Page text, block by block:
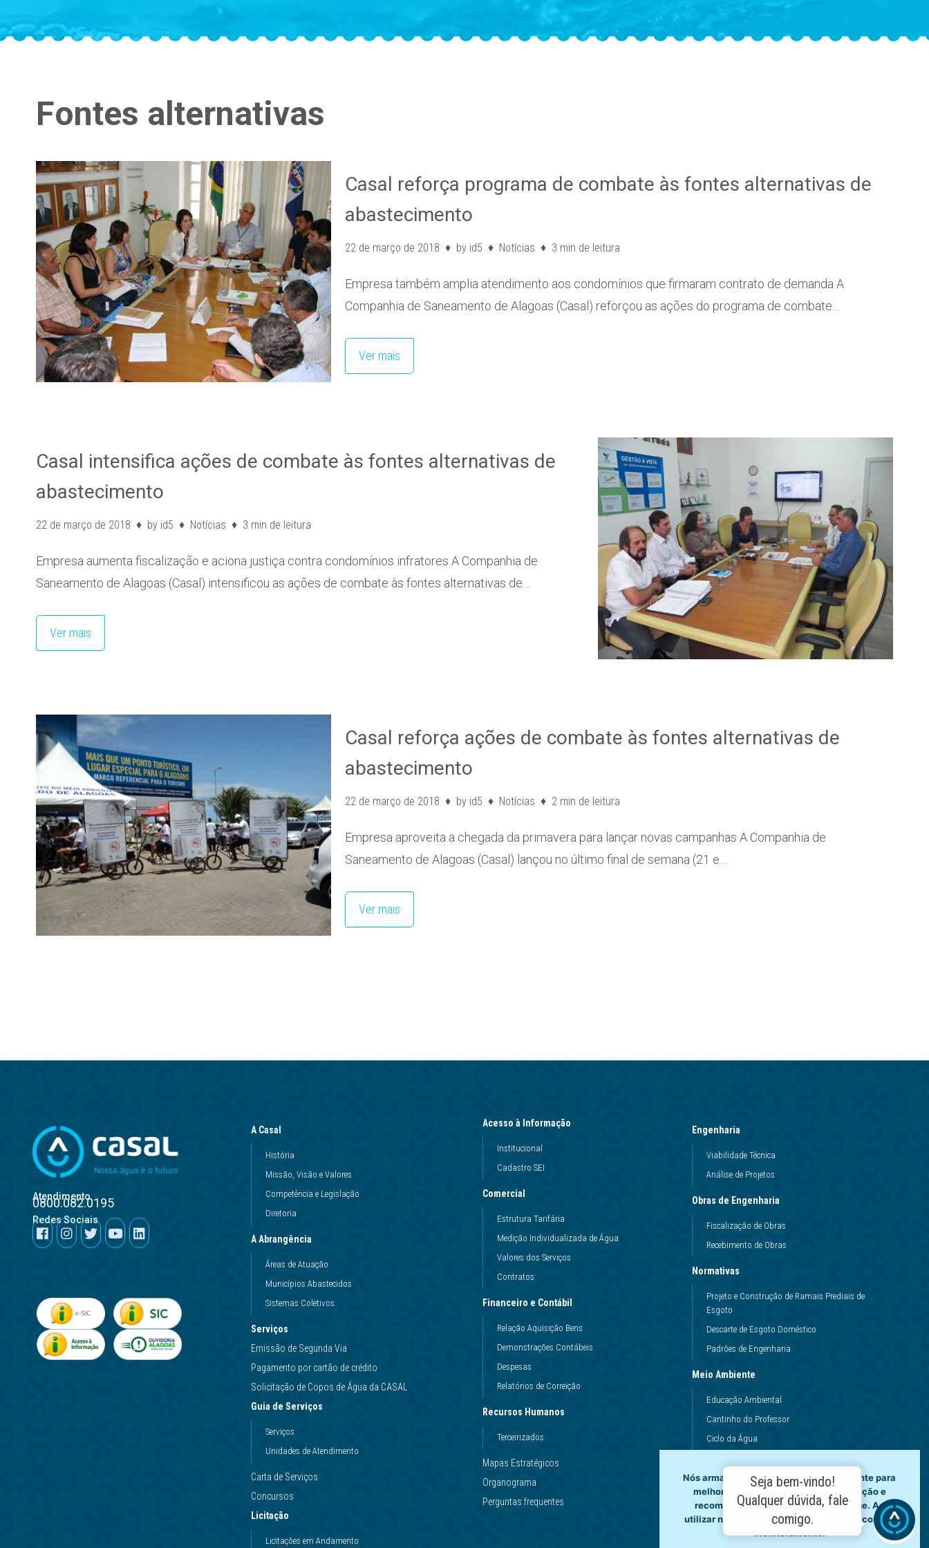
Fontes alternativas
Casal reforça programa de combate às fontes alternativas de
abastecimento
22 de março de 2018 by id5 Notícias 3 min de leitura
Empresa também amplia atendimento aos condomínios que firmaram contrato de demanda A
Companhia de Saneamento de Alagoas (Casal) reforçou as ações do programa de combate…
Ver mais
Casal intensifica ações de combate às fontes alternativas de
abastecimento
22 de março de 2018 by id5 Notícias 3 min de leitura
Empresa aumenta fiscalização e aciona justiça contra condomínios infratores A Companhia de
Saneamento de Alagoas (Casal) intensificou as ações de combate às fontes alternativas de…
Ver mais
Casal reforça ações de combate às fontes alternativas de
abastecimento
22 de março de 2018 by id5 Notícias 2 min de leitura
Empresa aproveita a chegada da primavera para lançar novas campanhas A Companhia de
Saneamento de Alagoas (Casal) lançou no último final de semana (21 e…
Ver mais
Atendimento
0800.082.0195
Redes Sociais
A Casal
História
Missão, Visão e Valores
Competência e Legislação
Diretoria
A Abrangência
Áreas de Atuação
Municípios Abastecidos
Sistemas Coletivos
Serviços
Emissão de Segunda Via
Pagamento por cartão de crédito
Solicitação de Copos de Água da CASAL
Guia de Serviços
Serviços
Unidades de Atendimento
Carta de Serviços
Concursos
Licitação
Licitações em Andamento
Acesso à Informação
Institucional
Cadastro SEI
Comercial
Estrutura Tarifária
Medição Individualizada de Água
Valores dos Serviços
Contratos
Financeiro e Contábil
Relação Aquisição Bens
Demonstrações Contábeis
Despesas
Relatórios de Correição
Recursos Humanos
Terceirizados
Mapas Estratégicos
Organograma
Perguntas frequentes
Engenharia
Viabilidade Técnica
Análise de Projetos
Obras de Engenharia
Fiscalização de Obras
Recebimento de Obras
Normativas
Projeto e Construção de Ramais Prediais de
Esgoto
Descarte de Esgoto Doméstico
Padrões de Engenharia
Meio Ambiente
Educação Ambiental
Cantinho do Professor
Ciclo da Água
Dinâmicas da Escola
Princípios de Higiene
Utilização da Água
Nós armazenamos dados temporariamente para
melhorar a sua experiência de navegação e
recomendar conteúdo de seu interesse. Ao
utilizar nossos serviços, você concorda com tal
Seja bem-vindo!
Qualquer dúvida, fale
comigo.